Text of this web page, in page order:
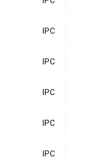
IPC
IPC
IPC
IPC
IPC